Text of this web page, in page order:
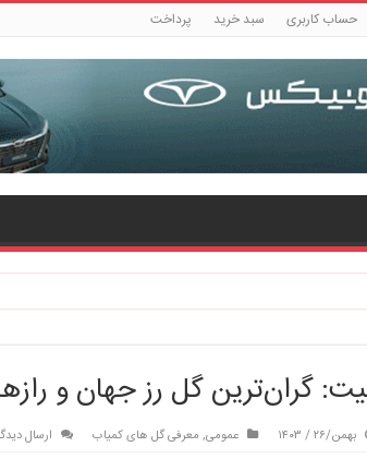
حساب کاربری سبد خرید پرداخت
گران‌ترین گل رز جهان و
بهمن/۲۶ / ۱۴۰۳ عمومی, معرفی گل های کمیاب ارسال